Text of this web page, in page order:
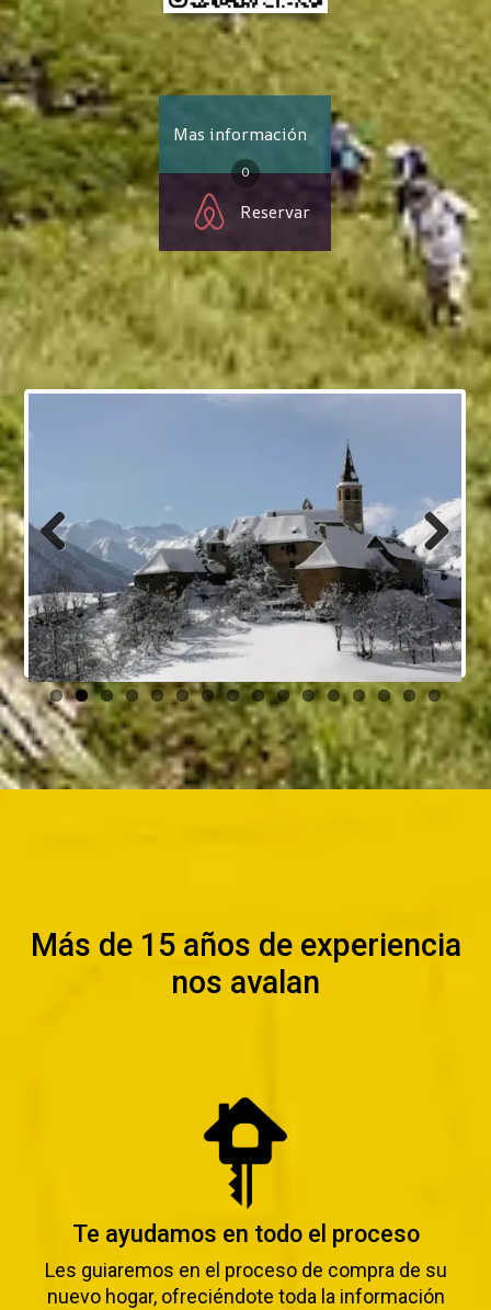
Mas información
O
Reservar
Previous Next
Más de 15 años de experiencia
nos avalan
Te ayudamos en todo el proceso
Les guiaremos en el proceso de compra de su
nuevo hogar, ofreciéndote toda la información